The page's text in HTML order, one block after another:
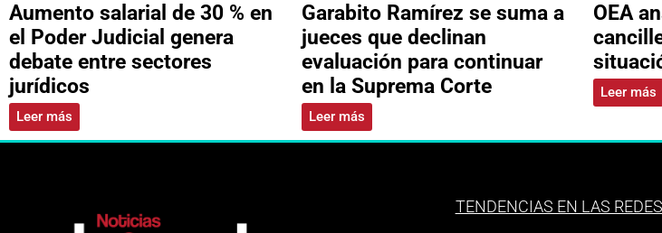
Aumento salarial de 30 % en
el Poder Judicial genera
debate entre sectores
jurídicos
Leer más
Garabito Ramírez se suma a
jueces que declinan
evaluación para continuar
en la Suprema Corte
Leer más
OEA
Leer más
TENDENCIAS EN LAS REDES